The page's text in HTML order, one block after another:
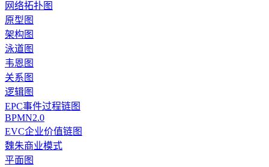
网络拓扑图
原型图
架构图
泳道图
韦恩图
关系图
逻辑图
EPC事件过程链图
BPMN2.0
EVC企业价值链图
魏朱商业模式
平面图